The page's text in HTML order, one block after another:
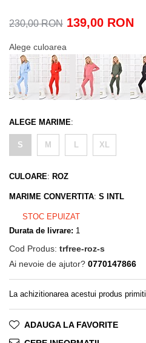
230,00 RON 139,00 RON
Alege culoarea
ALEGE MARIME:
S M XL
CULOARE: ROZ
MARIME CONVERTITA: S INTL
STOC EPUIZAT
Durata de livrare: 1
Cod Produs: trfree-roz-s
Ai nevoie de ajutor? 0770147866
La achizitionarea acestui produs primiti
ADAUGA LA FAVORITE